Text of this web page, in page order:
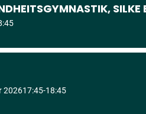
SILKE
202617:45-18:45